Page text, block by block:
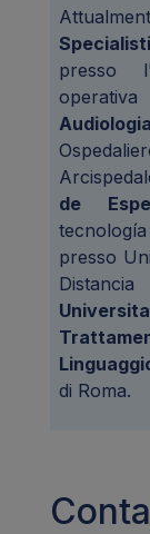
presso
de
presso
di Roma.